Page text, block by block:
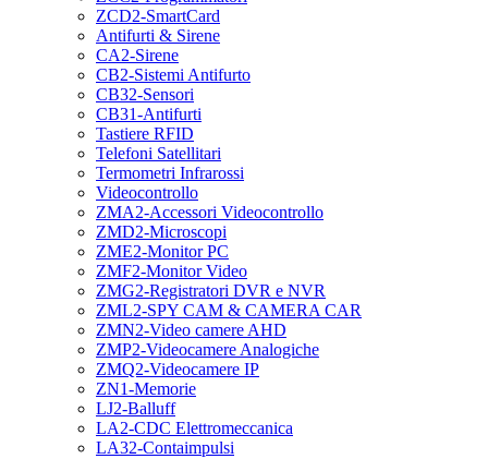
ZCD2-SmartCard
Antifurti & Sirene
CA2-Sirene
CB2-Sistemi Antifurto
CB32-Sensori
CB31-Antifurti
Tastiere RFID
Telefoni Satellitari
Termometri Infrarossi
Videocontrollo
ZMA2-Accessori Videocontrollo
ZMD2-Microscopi
ZME2-Monitor PC
ZMF2-Monitor Video
ZMG2-Registratori DVR e NVR
ZML2-SPY CAM & CAMERA CAR
ZMN2-Video camere AHD
ZMP2-Videocamere Analogiche
ZMQ2-Videocamere IP
ZN1-Memorie
LJ2-Balluff
LA2-CDC Elettromeccanica
LA32-Contaimpulsi